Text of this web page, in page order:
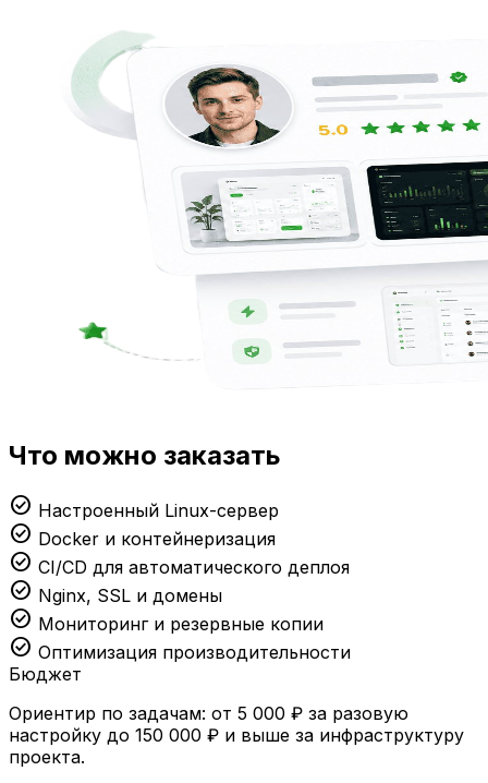
Что можно заказать
check_circle Настроенный Linux-сервер
check_circle Docker и контейнеризация
check_circle CI/CD для автоматического деплоя
check_circle Nginx, SSL и домены
check_circle Мониторинг и резервные копии
check_circle Оптимизация производительности
Бюджет
Ориентир по задачам: от 5 000 ₽ за разовую
настройку до 150 000 ₽ и выше за инфраструктуру
проекта.